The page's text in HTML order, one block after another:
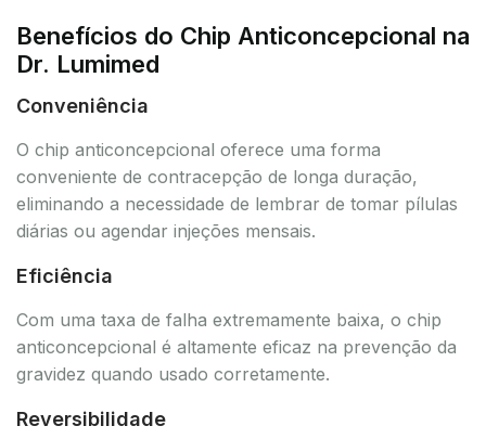
Benefícios do Chip Anticoncepcional na
Dr. Lumimed
Conveniência
O chip anticoncepcional oferece uma forma
conveniente de contracepção de longa duração,
eliminando a necessidade de lembrar de tomar pílulas
diárias ou agendar injeções mensais.
Eficiência
Com uma taxa de falha extremamente baixa, o chip
anticoncepcional é altamente eficaz na prevenção da
gravidez quando usado corretamente.
Reversibilidade